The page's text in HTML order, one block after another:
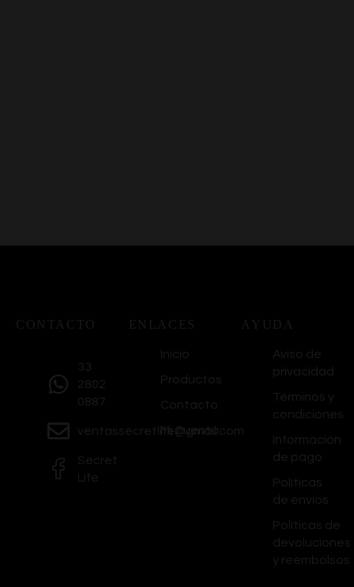
CONTACTO
33
2802
0887
ventassecretlife@gmail.com
Secret
Life
ENLACES
Inicio
Productos
Contacto
Mi Cuenta
AYUDA
Aviso de
privacidad
Términos y
condiciones
Información
de pago
Políticas
de envíos
Políticas de
devoluciones
y reembolsos